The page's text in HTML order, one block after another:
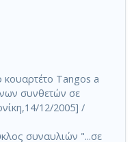
Tangos a
συνθετών σε
12/2005] /
συναυλιών "...σε